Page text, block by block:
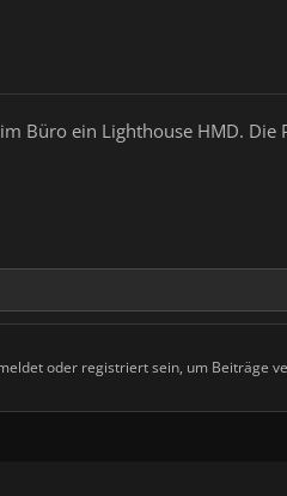
Büro ein Lighthouse HMD. Die
oder registriert sein, um Beiträge